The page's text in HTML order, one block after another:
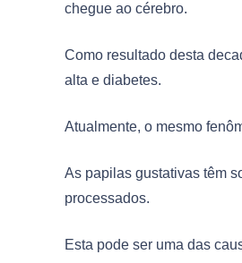
chegue ao cérebro.
Como resultado desta
alta e diabetes.
Atualmente, o mesmo
As papilas gustativas têm
processados.
Esta pode ser uma das